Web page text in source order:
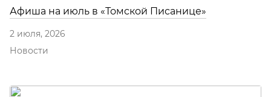
Афиша на июль в «Томской Писанице»
2 июля, 2026
Новости